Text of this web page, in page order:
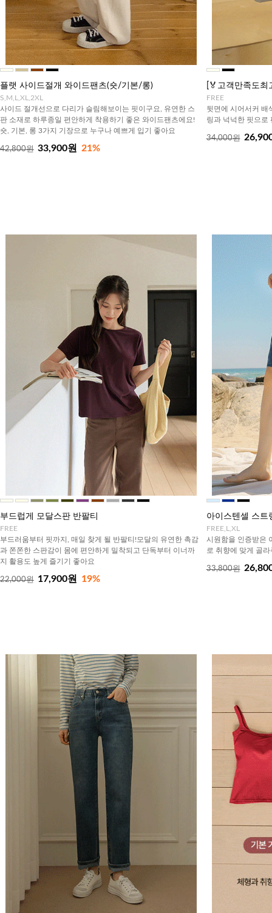
플랫 사이드절개 와이드팬츠(숏/기본/롱)
S,M,L,XL,2XL
사이드 절개선으로 다리가 슬림해보이는 핏이구요, 유연한 스
판 소재로 하루종일 편안하게 착용하기 좋은 와이드팬츠에요!
숏, 기본, 롱 3가지 기장으로 누구나 예쁘게 입기 좋아요
42,800원 33,900원 21%
[🏅고객만족도
FREE
뒷면에 시어서커 배
링과 넉넉한 핏으로
34,000원
부드럽게 모달스판 반팔티
FREE
부드러움부터 핏까지, 매일 찾게 될 반팔티!모달의 유연한 촉감
과 쫀쫀한 스판감이 몸에 편안하게 밀착되고 단독부터 이너까
지 활용도 높게 즐기기 좋아요
22,000원 17,900원 19%
아이스텐셀 스트
FREE,L,XL
시원함을 인증받은
로 취향에 맞게 골라
33,800원